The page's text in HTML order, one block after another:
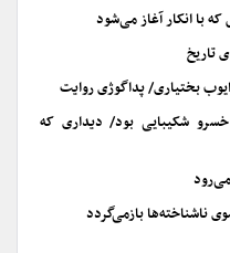
با انکار آغاز می‌شود
تاریخ
ایوب بختیاری/ پداگوژی روایت
خسرو شکیبایی بود/ دیداری که
ناشناخته‌ها بازمی‌گردد